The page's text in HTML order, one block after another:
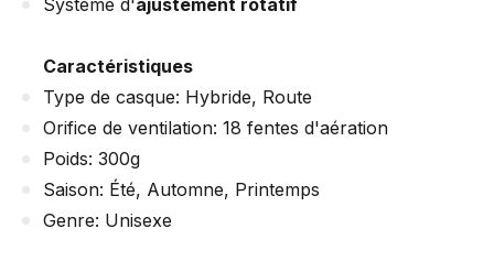
Système d'ajustement rotatif
Caractéristiques
Type de casque: Hybride, Route
Orifice de ventilation: 18 fentes d'aération
Poids: 300g
Saison: Été, Automne, Printemps
Genre: Unisexe